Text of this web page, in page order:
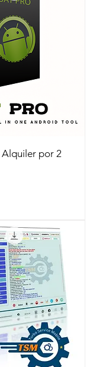
Alquiler por 2